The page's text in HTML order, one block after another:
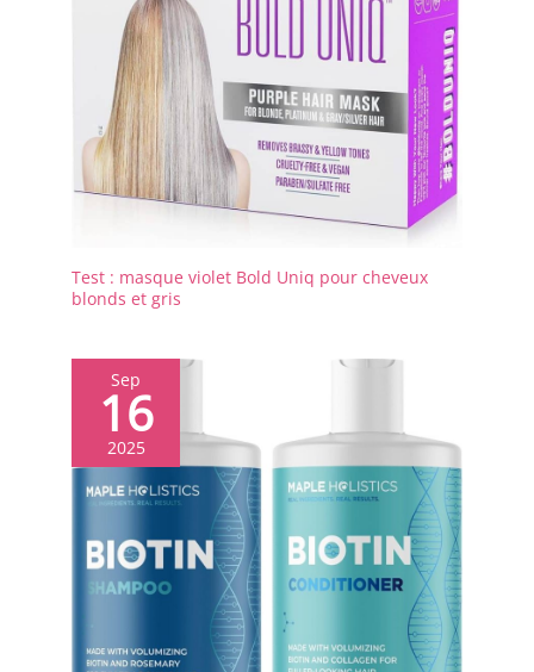
Test : masque violet Bold Uniq pour cheveux
blonds et gris
Sep
16
2025